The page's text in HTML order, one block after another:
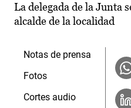
La delegada de la Junta
alcalde de la localidad
Notas de prensa
Fotos
Cortes audio